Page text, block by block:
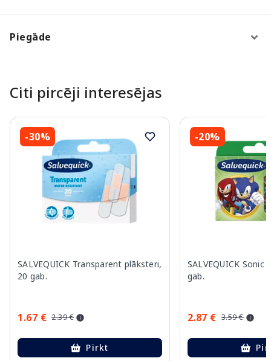
Piegāde
Citi pircēji interesējas
-30%
SALVEQUICK Transparent plāksteri,
20 gab.
1.67 € 2.39 €
Pirkt
-20%
SALVEQUICK Sonic
gab.
2.87 € 3.59 €